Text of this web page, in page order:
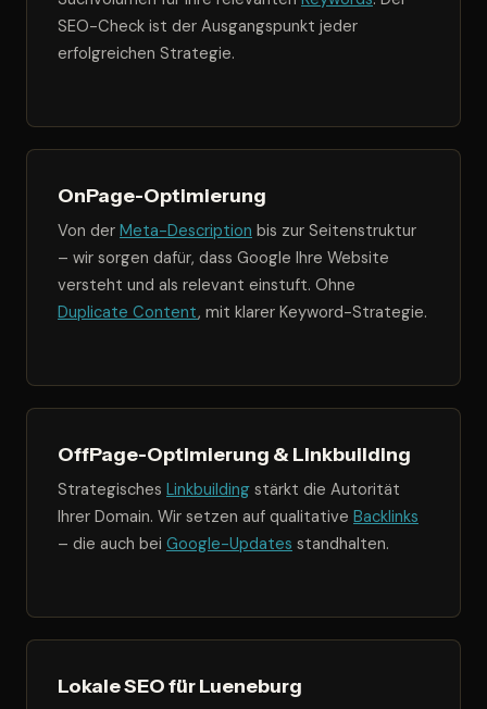
SEO-Check ist der Ausgangspunkt jeder
erfolgreichen Strategie.
OnPage-Optimierung
Von der Meta-Description bis zur Seitenstruktur
– wir sorgen dafür, dass Google Ihre Website
versteht und als relevant einstuft. Ohne
Duplicate Content, mit klarer Keyword-Strategie.
OffPage-Optimierung & Linkbuilding
Strategisches Linkbuilding stärkt die Autorität
Ihrer Domain. Wir setzen auf qualitative Backlinks
– die auch bei Google-Updates standhalten.
Lokale SEO für Lueneburg